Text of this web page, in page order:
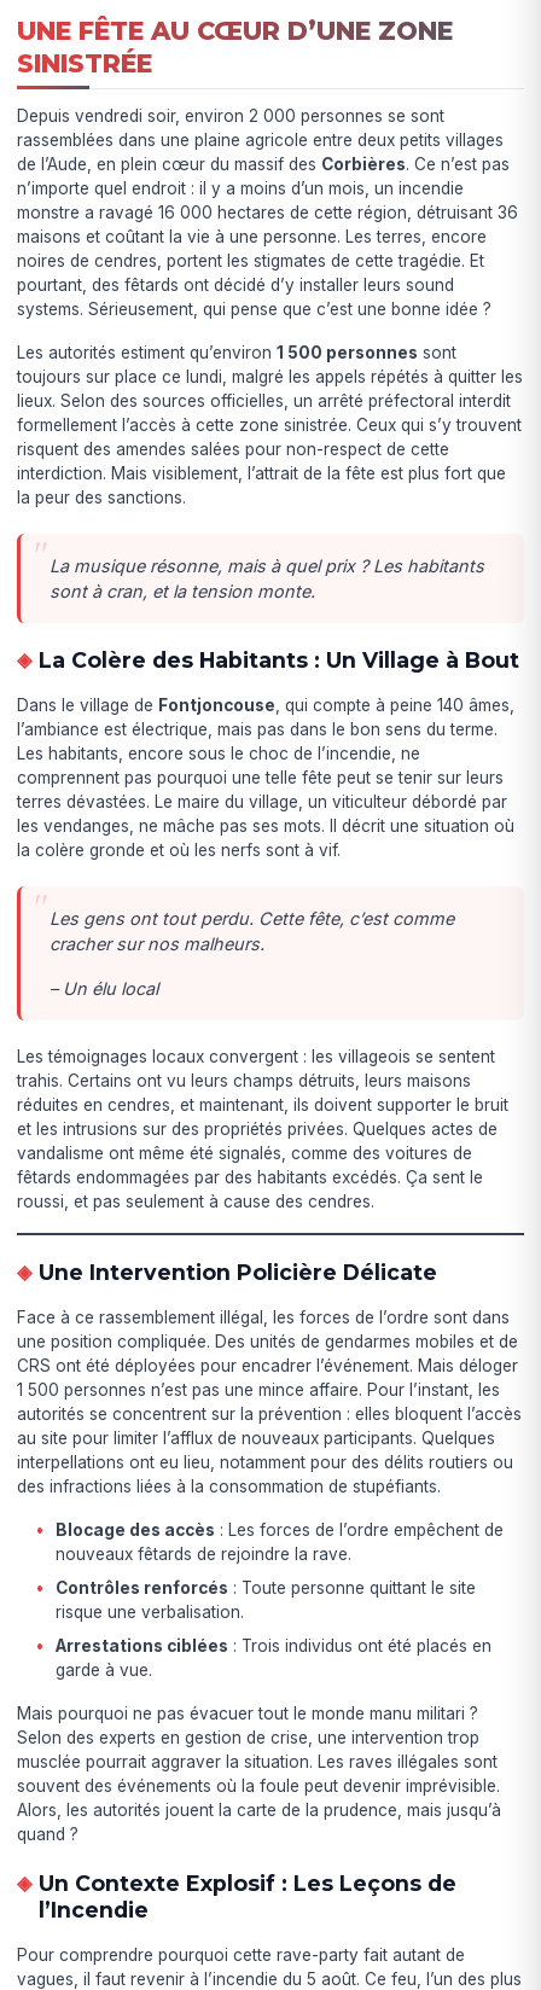
UNE FÊTE AU CŒUR D’UNE ZONE
SINISTRÉE
Depuis vendredi soir, environ 2 000 personnes se sont
rassemblées dans une plaine agricole entre deux petits villages
de l’Aude, en plein cœur du massif des Corbières. Ce n’est pas
n’importe quel endroit : il y a moins d’un mois, un incendie
monstre a ravagé 16 000 hectares de cette région, détruisant 36
maisons et coûtant la vie à une personne. Les terres, encore
noires de cendres, portent les stigmates de cette tragédie. Et
pourtant, des fêtards ont décidé d’y installer leurs sound
systems. Sérieusement, qui pense que c’est une bonne idée ?
Les autorités estiment qu’environ1 500 personnes sont
toujours sur place ce lundi, malgré les appels répétés à quitter les
lieux. Selon des sources officielles, un arrêté préfectoral interdit
formellement l’accès à cette zone sinistrée. Ceux qui s’y trouvent
risquent des amendes salées pour non-respect de cette
interdiction. Mais visiblement, l’attrait de la fête est plus fort que
la peur des sanctions.
La musique résonne, mais à quel prix ? Les habitants
sont à cran, et la tension monte.
La Colère des Habitants : Un Village à Bout
Dans le village de Fontjoncouse , qui compte à peine 140 âmes,
l’ambiance est électrique, mais pas dans le bon sens du terme.
Les habitants, encore sous le choc de l’incendie, ne
comprennent pas pourquoi une telle fête peut se tenir sur leurs
terres dévastées. Le maire du village, un viticulteur débordé par
les vendanges, ne mâche pas ses mots. Il décrit une situation où
la colère gronde et où les nerfs sont à vif.
Les gens ont tout perdu. Cette fête, c’est comme
cracher sur nos malheurs.
– Un élu local
Les témoignages locaux convergent : les villageois se sentent
trahis. Certains ont vu leurs champs détruits, leurs maisons
réduites en cendres, et maintenant, ils doivent supporter le bruit
et les intrusions sur des propriétés privées. Quelques actes de
vandalisme ont même été signalés, comme des voitures de
fêtards endommagées par des habitants excédés. Ça sent le
roussi, et pas seulement à cause des cendres.
Une Intervention Policière Délicate
Face à ce rassemblement illégal, les forces de l’ordre sont dans
une position compliquée. Des unités de gendarmes mobiles et de
CRS ont été déployées pour encadrer l’événement. Mais déloger
1 500 personnes n’est pas une mince affaire. Pour l’instant, les
autorités se concentrent sur la prévention : elles bloquent l’accès
au site pour limiter l’afflux de nouveaux participants. Quelques
interpellations ont eu lieu, notamment pour des délits routiers ou
des infractions liées à la consommation de stupéfiants.
Blocage des accès : Les forces de l’ordre empêchent de
nouveaux fêtards de rejoindre la rave.
Contrôles renforcés : Toute personne quittant le site
risque une verbalisation.
Arrestations ciblées : Trois individus ont été placés en
garde à vue.
Mais pourquoi ne pas évacuer tout le monde manu militari ?
Selon des experts en gestion de crise, une intervention trop
musclée pourrait aggraver la situation. Les raves illégales sont
souvent des événements où la foule peut devenir imprévisible.
Alors, les autorités jouent la carte de la prudence, mais jusqu’à
quand ?
Un Contexte Explosif : Les Leçons de
l’Incendie
Pour comprendre pourquoi cette rave-party fait autant de
vagues, il faut revenir à l’incendie du 5 août. Ce feu, l’un des plus